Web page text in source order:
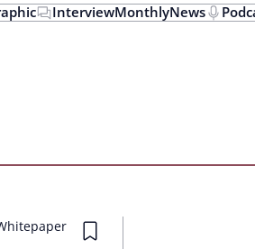
InterviewMonthlyNews